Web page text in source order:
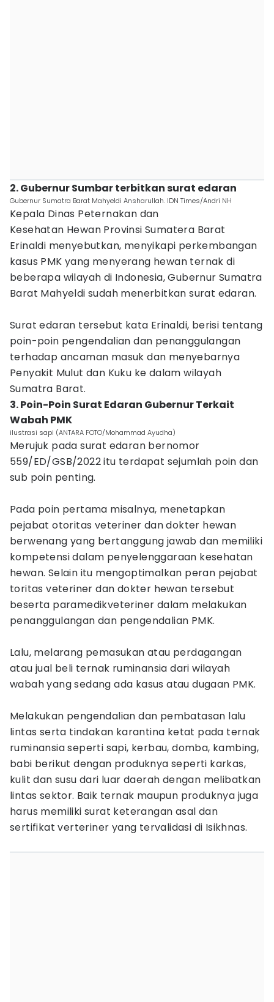
2. Gubernur Sumbar terbitkan surat edaran
Gubernur Sumatra Barat Mahyeldi Ansharullah. IDN Times/Andri NH
Kepala Dinas Peternakan dan
Kesehatan Hewan Provinsi Sumatera Barat
Erinaldi menyebutkan, menyikapi perkembangan
kasus PMK yang menyerang hewan ternak di
beberapa wilayah di Indonesia, Gubernur Sumatra
Barat Mahyeldi sudah menerbitkan surat edaran.
Surat edaran tersebut kata Erinaldi, berisi tentang
poin-poin pengendalian dan penanggulangan
terhadap ancaman masuk dan menyebarnya
Penyakit Mulut dan Kuku ke dalam wilayah
Sumatra Barat.
3. Poin-Poin Surat Edaran Gubernur Terkait
Wabah PMK
ilustrasi sapi (ANTARA FOTO/Mohammad Ayudha)
Merujuk pada surat edaran bernomor
559/ED/GSB/2022 itu terdapat sejumlah poin dan
sub poin penting.
Pada poin pertama misalnya, menetapkan
pejabat otoritas veteriner dan dokter hewan
berwenang yang bertanggung jawab dan memiliki
kompetensi dalam penyelenggaraan kesehatan
hewan. Selain itu mengoptimalkan peran pejabat
toritas veteriner dan dokter hewan tersebut
beserta paramedikveteriner dalam melakukan
penanggulangan dan pengendalian PMK.
Lalu, melarang pemasukan atau perdagangan
atau jual beli ternak ruminansia dari wilayah
wabah yang sedang ada kasus atau dugaan PMK.
Melakukan pengendalian dan pembatasan lalu
lintas serta tindakan karantina ketat pada ternak
ruminansia seperti sapi, kerbau, domba, kambing,
babi berikut dengan produknya seperti karkas,
kulit dan susu dari luar daerah dengan melibatkan
lintas sektor. Baik ternak maupun produknya juga
harus memiliki surat keterangan asal dan
sertifikat verteriner yang tervalidasi di Isikhnas.